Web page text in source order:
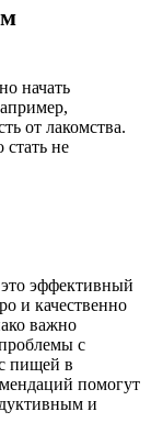
начать
от лакомства.
не
эффективный
и качественно
важно
с
пищей в
помогут
и